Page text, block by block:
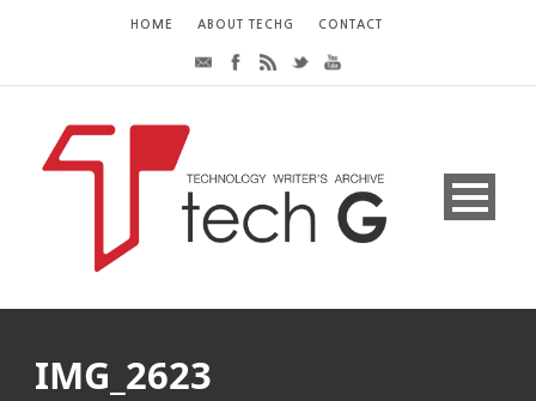
HOME ABOUT TECHG CONTACT
IMG_2623